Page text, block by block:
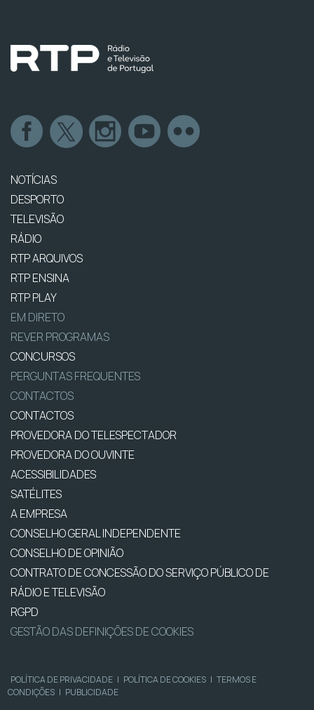
NOTÍCIAS
DESPORTO
TELEVISÃO
RÁDIO
RTP ARQUIVOS
RTP ENSINA
RTP PLAY
EM DIRETO
REVER PROGRAMAS
CONCURSOS
PERGUNTAS FREQUENTES
CONTACTOS
CONTACTOS
PROVEDORA DO TELESPECTADOR
PROVEDORA DO OUVINTE
ACESSIBILIDADES
SATÉLITES
A EMPRESA
CONSELHO GERAL INDEPENDENTE
CONSELHO DE OPINIÃO
CONTRATO DE CONCESSÃO DO SERVIÇO PÚBLICO DE
RÁDIO E TELEVISÃO
RGPD
GESTÃO DAS DEFINIÇÕES DE COOKIES
POLÍTICA DE PRIVACIDADE | POLÍTICA DE COOKIES | TERMOS E
CONDIÇÕES | PUBLICIDADE